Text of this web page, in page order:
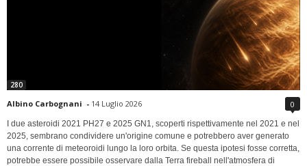
280
Albino Carbognani - 14 Luglio 2026 0
I due asteroidi 2021 PH27 e 2025 GN1, scoperti rispettivamente nel 2021 e nel
2025, sembrano condividere un'origine comune e potrebbero aver generato
una corrente di meteoroidi lungo la loro orbita. Se questa ipotesi fosse corretta,
potrebbe essere possibile osservare dalla Terra fireball nell'atmosfera di